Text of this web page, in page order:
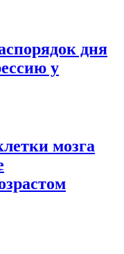
дня
у
мозга